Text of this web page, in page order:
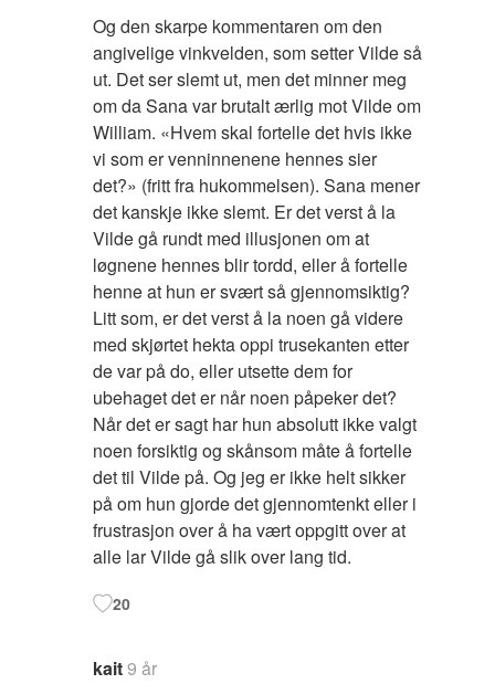
Og den skarpe kommentaren om den
angivelige vinkvelden, som setter Vilde så
ut. Det ser slemt ut, men det minner meg
om da Sana var brutalt ærlig mot Vilde om
William. «Hvem skal fortelle det hvis ikke
vi som er venninnenene hennes sier
det?» (fritt fra hukommelsen). Sana mener
det kanskje ikke slemt. Er det verst å la
Vilde gå rundt med illusjonen om at
løgnene hennes blir tordd, eller å fortelle
henne at hun er svært så gjennomsiktig?
Litt som, er det verst å la noen gå videre
med skjørtet hekta oppi trusekanten etter
de var på do, eller utsette dem for
ubehaget det er når noen påpeker det?
Når det er sagt har hun absolutt ikke valgt
noen forsiktig og skånsom måte å fortelle
det til Vilde på. Og jeg er ikke helt sikker
på om hun gjorde det gjennomtenkt eller i
frustrasjon over å ha vært oppgitt over at
alle lar Vilde gå slik over lang tid.
20
kait9 år